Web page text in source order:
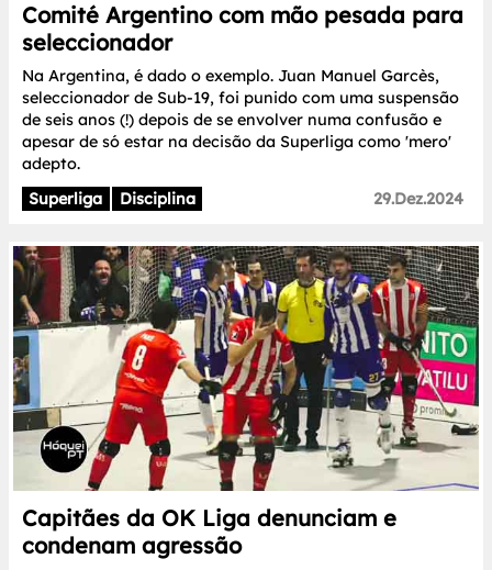
Comité Argentino com mão pesada para
seleccionador
Na Argentina, é dado o exemplo. Juan Manuel Garcès,
seleccionador de Sub-19, foi punido com uma suspensão
de seis anos (!) depois de se envolver numa confusão e
apesar de só estar na decisão da Superliga como 'mero'
adepto.
Superliga
Disciplina 29.Dez.2024
Capitães da OK Liga denunciam e
condenam agressão